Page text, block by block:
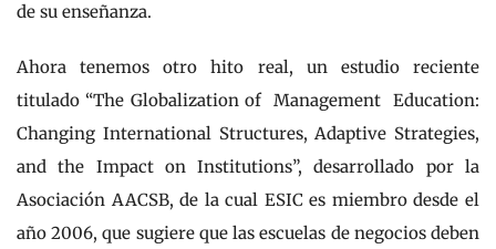
de su enseñanza.
Ahora tenemos otro hito real, un estudio reciente
titulado “The Globalization of Management Education:
Changing International Structures, Adaptive Strategies,
and the Impact on Institutions”, desarrollado por la
Asociación AACSB, de la cual ESIC es miembro desde el
año 2006, que sugiere que las escuelas de negocios deben